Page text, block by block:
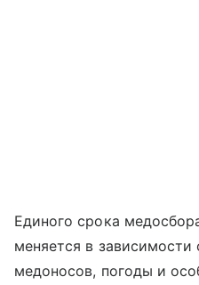
Единого срока
меняется в зависимости
медоносов, погоды и